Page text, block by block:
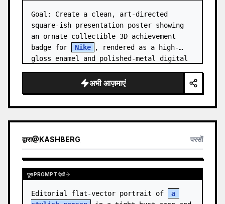
Goal: Create a clean, art-directed
square-ish presentation poster showing
an ornate collectible 3D achievement
badge for
Nike
, rendered as a high-
gloss enamel and polished-metal digital
Canvas: Wide 16:9 white stu…
अभी आज़माएं
द्वारा@KASHBERG परसों
पूरा PROMPT देखें
Editorial flat-vector portrait of
a